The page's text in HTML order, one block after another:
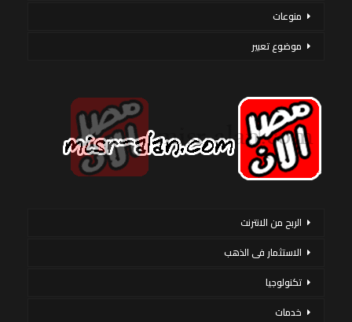
منوعات
موضوع تعبير
الربح من الانترنت
الاستثمار فى الذهب
تكنولوجيا
خدمات